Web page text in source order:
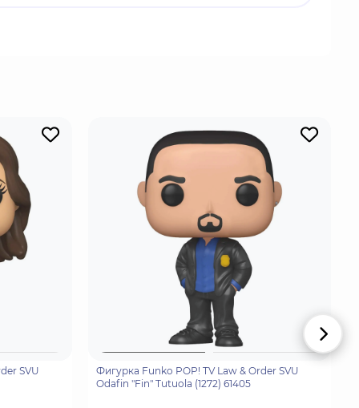
SVU
Фигурка Funko POP! TV Law & Order SVU
Odafin "Fin" Tutuola (1272) 61405